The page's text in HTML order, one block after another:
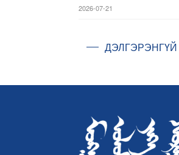
2026-07-21
ДЭЛГЭРЭНГҮЙ